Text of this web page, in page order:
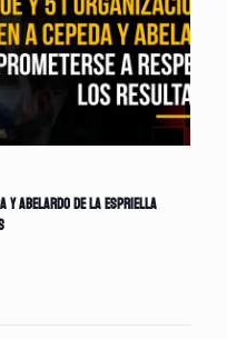
y Abelardo de la Espriella